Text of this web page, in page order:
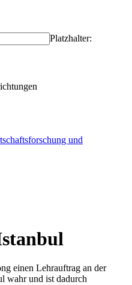
Platzhalter:
und
einen Lehrauftrag an der
wahr und ist dadurch